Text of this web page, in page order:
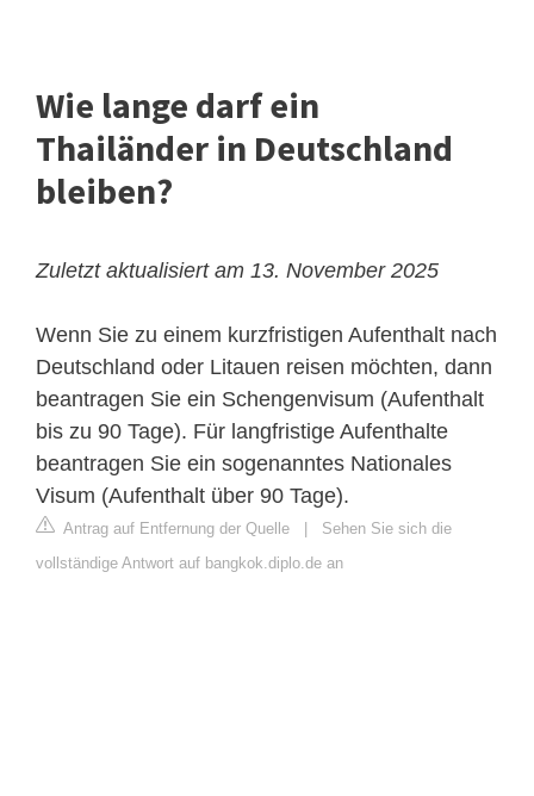
Wie lange darf ein
Thailänder in Deutschland
bleiben?
Zuletzt aktualisiert am 13. November 2025
Wenn Sie zu einem kurzfristigen Aufenthalt nach
Deutschland oder Litauen reisen möchten, dann
beantragen Sie ein Schengenvisum (Aufenthalt
bis zu 90 Tage). Für langfristige Aufenthalte
beantragen Sie ein sogenanntes Nationales
Visum (Aufenthalt über 90 Tage).
Antrag auf Entfernung der Quelle
Sehen Sie sich die
vollständige Antwort auf bangkok.diplo.de an